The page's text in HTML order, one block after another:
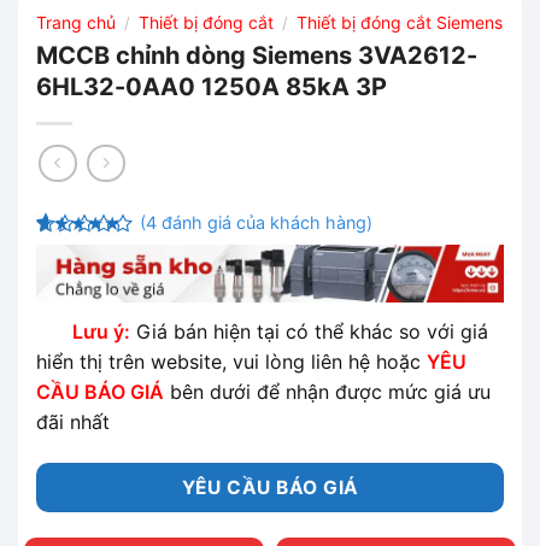
Trang chủ / Thiết bị đóng cắt / Thiết bị đóng cắt Siemens
MCCB chỉnh dòng Siemens 3VA2612-
6HL32-0AA0 1250A 85kA 3P
4.75trên
5 dựa trên
đánh giá
(4đánh giá của khách hàng)
Lưu ý: Giá bán hiện tại có thể khác so với giá
hiển thị trên website, vui lòng liên hệ hoặc YÊU
CẦU BÁO GIÁ bên dưới để nhận được mức giá ưu
đãi nhất
YÊU CẦU BÁO GIÁ